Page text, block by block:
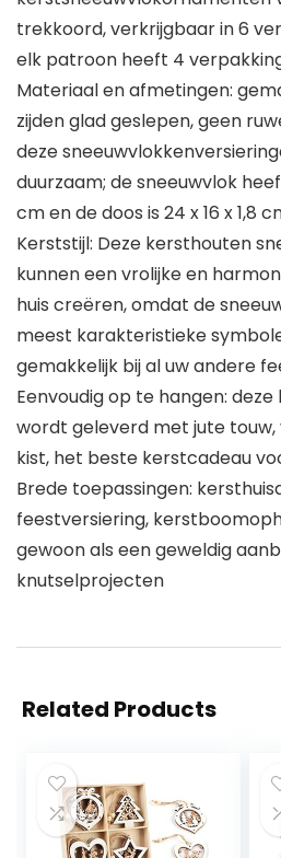
trekkoord, verkrijgbaar in 6
elk patroon heeft 4
Materiaal en afmetingen:
zijden glad geslepen, geen
deze
duurzaam; de sneeuwvlok
cm en de doos is 24 x 16 x 1,8
Kerststijl: Deze kersthouten
kunnen een vrolijke en
huis creëren, omdat de
meest karakteristieke
gemakkelijk bij al uw andere
Eenvoudig op te hangen:
wordt geleverd met jute
kist, het beste kerstcadeau
Brede toepassingen:
feestversiering,
gewoon als een geweldig
knutselprojecten
Related Products